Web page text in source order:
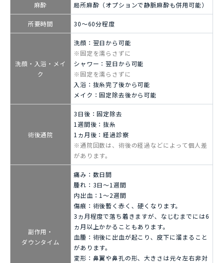
麻酔 局所麻酔（オプションで静脈麻酔も併用可能）
所要時間 30～60分程度
洗顔・入浴・メイ
ク
洗顔：翌日から可能
※固定を濡らさずに
シャワー：翌日から可能
※固定を濡らさずに
入浴：抜糸完了後から可能
メイク：固定除去後から可能
術後通院
3日後：固定除去
1週間後：抜糸
1ヵ月後：経過診察
※通院回数は、術後の経過などによって個人差
があります。
副作用・
ダウンタイム
痛み：数日間
腫れ：3日～1週間
内出血：1～2週間
傷痕：術後暫く赤く、硬くなります。
3ヵ月程度で落ち着きますが、なじむまでには6
ヵ月以上かかることもあります。
血腫：術後に出血が起こり、皮下に溜まること
があります。
変形：鼻翼や鼻孔の形、大きさは元々左右非対